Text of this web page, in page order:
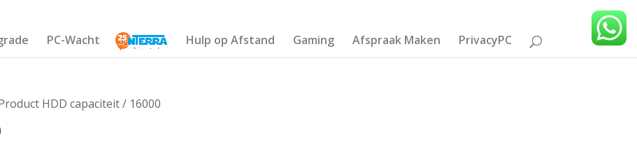
PC-Wacht Hulp op Afstand Gaming Afspraak Maken PrivacyPC
HDD capaciteit / 16000